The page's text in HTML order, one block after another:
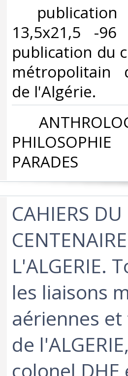
13,5x21,5 -
publication du
métropolitain
de l'Algérie. ‎
PHILOSOPHIE
PARADES‎
‎CAHIERS DU
L'ALGERIE.
les liaisons
aériennes
de
colonel DHE